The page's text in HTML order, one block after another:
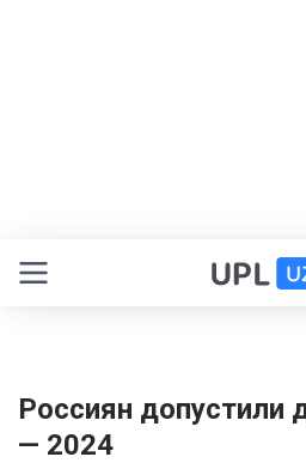
Россиян
— 2024